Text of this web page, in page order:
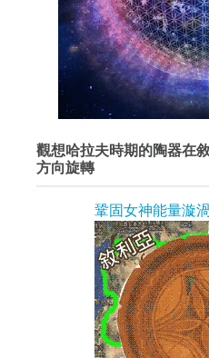
觀想哈拉夫時期的陶器在
方向旋轉
鞏固女神能量漩